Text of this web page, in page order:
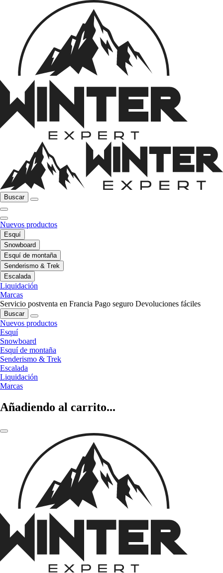
Buscar
Nuevos productos
Esquí
Snowboard
Esquí de montaña
Senderismo & Trek
Escalada
Liquidación
Marcas
Servicio postventa en Francia Pago seguro Devoluciones fáciles
Buscar
Nuevos productos
Esquí
Snowboard
Esquí de montaña
Senderismo & Trek
Escalada
Liquidación
Marcas
Añadiendo al carrito...